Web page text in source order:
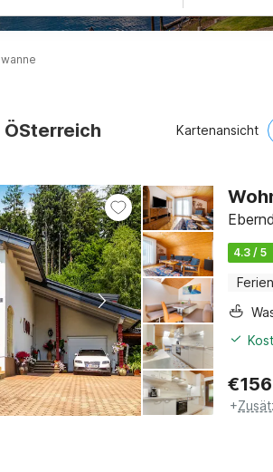
Kartenansicht
4.3 / 5
€156
+